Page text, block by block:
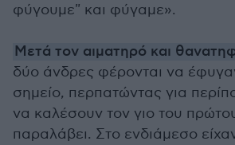
φύγουμε" και φύγαμε».
Μετά τον αιματηρό και
δύο άνδρες φέρονται να
σημείο, περπατώντας για
να καλέσουν τον γιο του
παραλάβει. Στο ενδιάμεσο